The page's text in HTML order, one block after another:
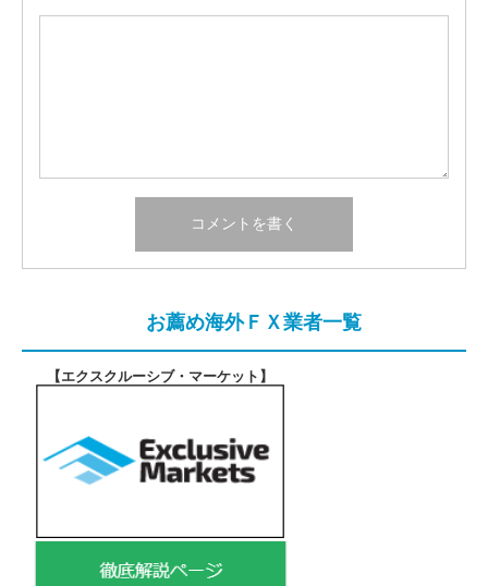
お薦め海外ＦＸ業者一覧
【エクスクルーシブ・マーケット 】